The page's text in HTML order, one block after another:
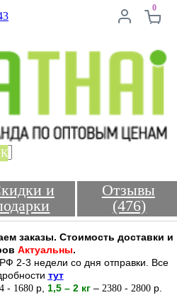
0
и
Отзывы
(476)
заказы. Стоимость доставки и
Актуальны.
2-3 недели со дня отправки. Все
тут
- 1680 р 1,5 – 2 кг – 2380 - 2800 р.